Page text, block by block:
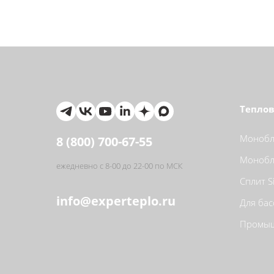
8 (800) 700-67-55
ежедневно с 8-00 до 22-00 по МСК
info@experteplo.ru
Сплит
Для